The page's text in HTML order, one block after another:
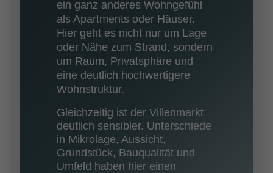
ein ganz anderes Wohngefühl
als Apartments oder Häuser.
Hier geht es nicht nur um Lage
oder Nähe zum Strand, sondern
um Raum, Privatsphäre und
eine deutlich hochwertigere
Wohnstruktur.
Gleichzeitig ist der Villenmarkt
deutlich sensibler. Unterschiede
in Mikrolage, Aussicht,
Grundstück, Bauqualität und
Umfeld haben hier einen